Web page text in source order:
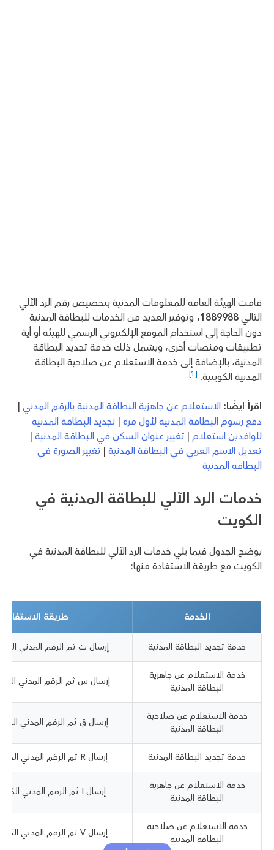
قامت الهيئة العامة للمعلومات المدنية بتخصيص رقم الرد الآلي
التالي1889988، وتوفير العديد من الخدمات للبطاقة المدنية
دون الحاجة إلى استخدام الموقع الإلكتروني الرسمي للهيئة أو أية
تطبيقات ومنصات أخرى، ويشمل ذلك خدمة تجديد البطاقة
المدنية، بالإضافة إلى خدمة الاستعلام عن صلاحية البطاقة
المدنية الكويتية. [1]
اقرأ أيضًا: الاستعلام عن جاهزية البطاقة المدنية بالرقم المدني |
دفع رسوم البطاقة المدنية لأول مرة | تجديد البطاقة المدنية
للوافدين استعلام | تغيير عنوان السكن في البطاقة المدنية |
تعديل الاسم العربي في البطاقة المدنية | تغيير الصورة في
البطاقة المدنية
خدمات الرد الآلي للبطاقة المدنية في
الكويت
يوضح الجدول فيما يلي خدمات الرد الآلي للبطاقة المدنية في
الكويت مع طريقة الاستفادة منها:
الخدمة طريقة
خدمة تجديد البطاقة المدنية إرسال ت ثم الرقم المدني الكويتي
خدمة الاستعلام عن جاهزية
البطاقة المدنية
إرسال س ثم الرقم المدني الكويتي
خدمة الاستعلام عن صلاحية
البطاقة المدنية
إرسال ق ثم الرقم المدني الكويتي
خدمة تجديد البطاقة المدنية إرسال R ثم الرقم المدني الكويتي إلى الرقم 1889988
خدمة الاستعلام عن جاهزية
البطاقة المدنية
إرسال I ثم الرقم المدني الكويتي إلى الرقم 1889988
خدمة الاستعلام عن صلاحية
البطاقة المدنية
إرسال V ثم الرقم المدني الكويتي إلى الرقم 1889988